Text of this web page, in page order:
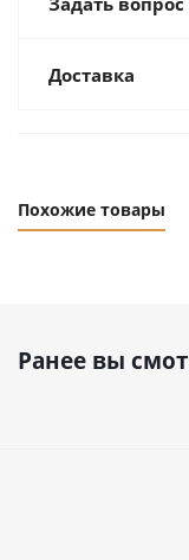
Доставка
Похожие товары
Ранее вы